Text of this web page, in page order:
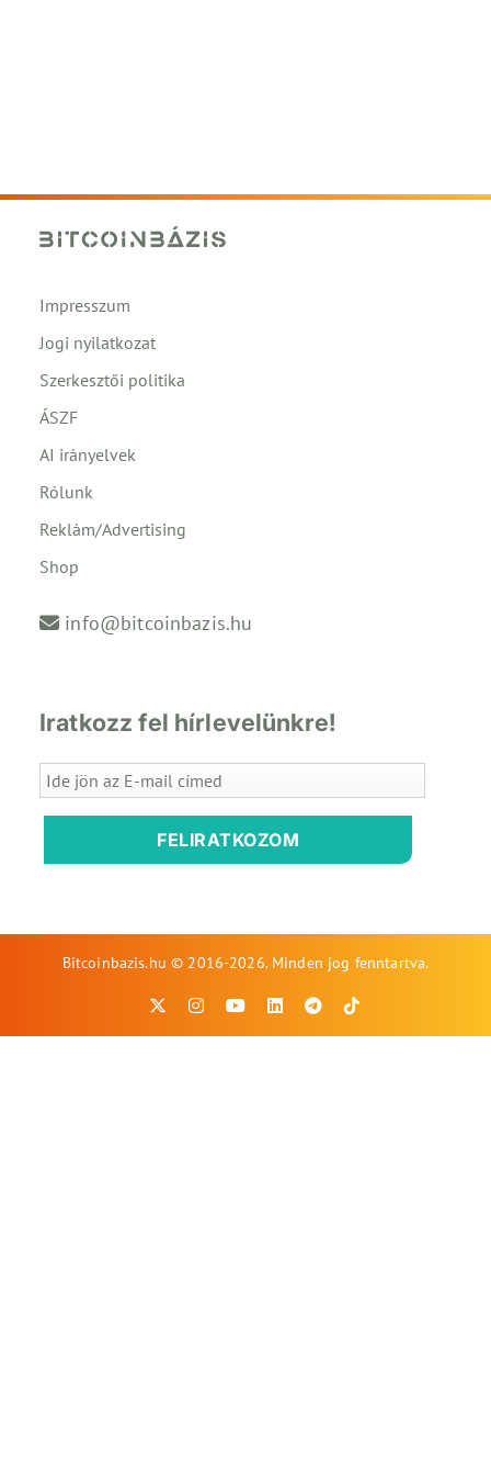
Impresszum
Jogi nyilatkozat
Szerkesztői politika
ÁSZF
AI irányelvek
Rólunk
Reklám/Advertising
Shop
info@bitcoinbazis.hu
Iratkozz fel hírlevelünkre!
FELIRATKOZOM
Bitcoinbazis.hu © 2016-2026. Minden jog fenntartva.